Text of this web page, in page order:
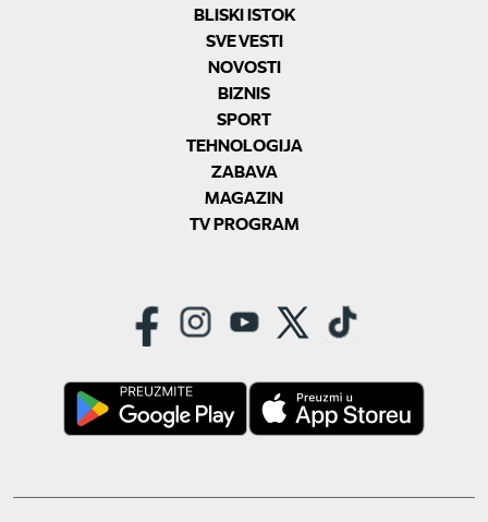
BLISKI ISTOK
SVE VESTI
NOVOSTI
BIZNIS
SPORT
TEHNOLOGIJA
ZABAVA
MAGAZIN
TV PROGRAM